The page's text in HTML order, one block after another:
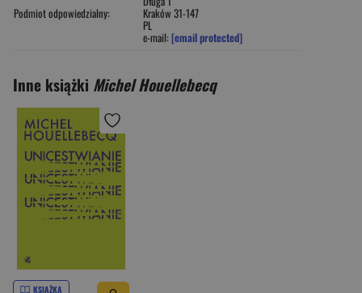
Podmiot odpowiedzialny: Kraków 31-147
PL
e-mail: [email protected]
Inne książki Michel Houellebecq
KSIĄŻKA